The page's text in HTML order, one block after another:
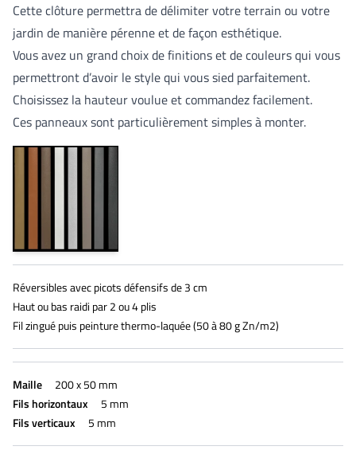
Cette clôture permettra de délimiter votre terrain ou votre
jardin de manière pérenne et de façon esthétique.
Vous avez un grand choix de finitions et de couleurs qui vous
permettront d’avoir le style qui vous sied parfaitement.
Choisissez la hauteur voulue et commandez facilement.
Ces panneaux sont particulièrement simples à monter.
Réversibles avec picots défensifs de 3 cm
Haut ou bas raidi par 2 ou 4 plis
Fil zingué puis peinture thermo-laquée (50 à 80 g Zn/m2)
Maille
200 x 50 mm
Fils horizontaux
5 mm
Fils verticaux
5 mm